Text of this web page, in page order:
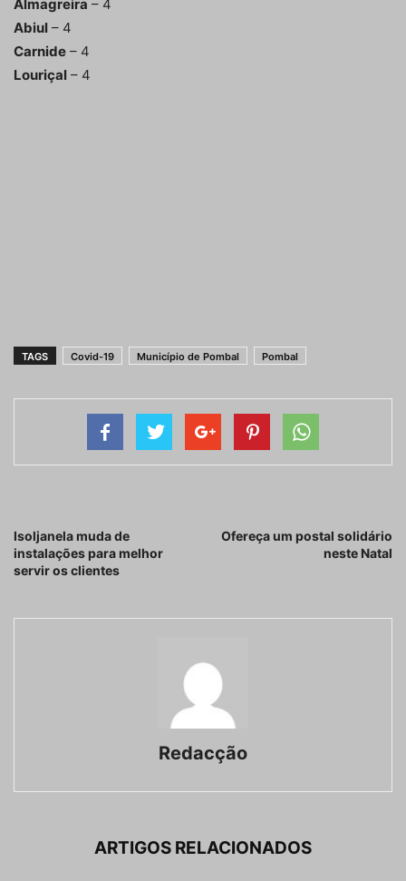
Almagreira – 4
Abiul – 4
Carnide – 4
Louriçal – 4
TAGS Covid-19 Município de Pombal Pombal
Isoljanela muda de
instalações para melhor
servir os clientes
Ofereça um postal solidário
neste Natal
Redacção
ARTIGOS RELACIONADOS